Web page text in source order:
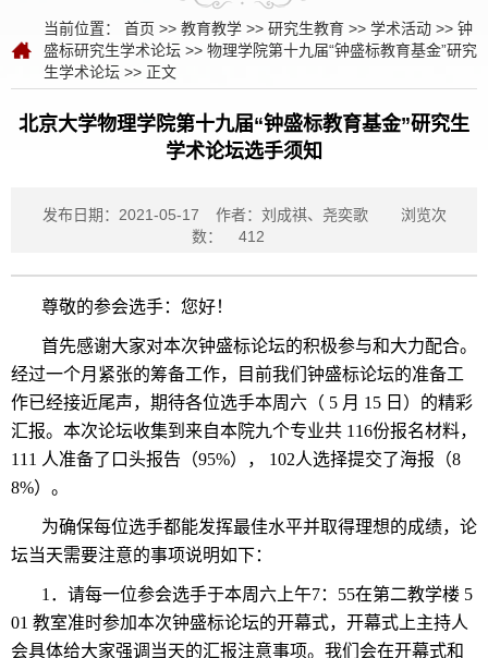
当前位置： 首页 >> 教育教学 >> 研究生教育 >> 学术活动 >> 钟
盛标研究生学术论坛 >> 物理学院第十九届“钟盛标教育基金”研究
生学术论坛 >> 正文
北京大学物理学院第十九届“钟盛标教育基金”研究生
学术论坛选手须知
发布日期：2021-05-17 作者：刘成祺、尧奕歌
浏览次
数：
412
尊敬的参会选手：您好！
首先感谢大家对本次钟盛标论坛的积极参与和大力配合。
经过一个月紧张的筹备工作，目前我们钟盛标论坛的准备工
作已经接近尾声，期待各位选手本周六（ 5 月 15 日）的精彩
汇报。本次论坛收集到来自本院九个专业共 116份报名材料，
111 人准备了口头报告（95%）， 102人选择提交了海报（8
8%）。
为确保每位选手都能发挥最佳水平并取得理想的成绩，论
坛当天需要注意的事项说明如下：
1．请每一位参会选手于本周六上午7：55在第二教学楼 5
01 教室准时参加本次钟盛标论坛的开幕式，开幕式上主持人
会具体给大家强调当天的汇报注意事项。我们会在开幕式和